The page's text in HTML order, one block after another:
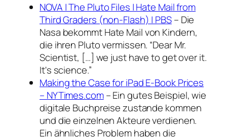
NOVA | The Pluto Files | Hate Mail from
Third Graders (non-Flash) | PBS– Die
Nasa bekommt Hate Mail von Kindern,
die ihren Pluto vermissen. “Dear Mr.
Scientist, […] we just have to get over it.
It's science.”
Making the Case for iPad E-Book Prices
– NYTimes.com– Ein gutes Beispiel, wie
digitale Buchpreise zustande kommen
und die einzelnen Akteure verdienen.
Ein ähnliches Problem haben die